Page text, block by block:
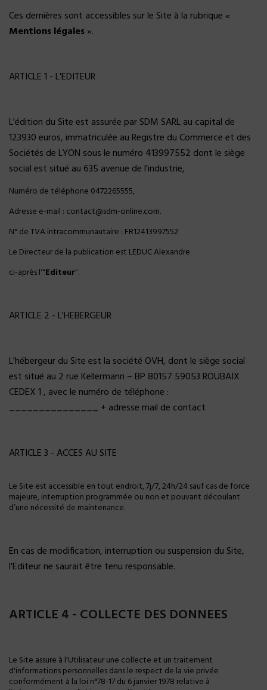
Ces dernières sont accessibles sur le Site à la rubrique «
Mentions légales».
ARTICLE 1 - L'EDITEUR
L'édition du Site est assurée par SDM SARL au capital de
123930 euros, immatriculée au Registre du Commerce et des
Sociétés de LYON sous le numéro 413997552 dont le siège
social est situé au 635 avenue de l'industrie,
Numéro de téléphone 0472265555,
Adresse e-mail : contact@sdm-online.com.
N° de TVA intracommunautaire : FR12413997552
Le Directeur de la publication est LEDUC Alexandre
ci-après l'"Editeur".
ARTICLE 2 - L'HEBERGEUR
L'hébergeur du Site est la société OVH, dont le siège social
est situé au 2 rue Kellermann – BP 80157 59053 ROUBAIX
CEDEX 1 , avec le numéro de téléphone :
_______________ + adresse mail de contact
ARTICLE 3 - ACCES AU SITE
Le Site est accessible en tout endroit, 7j/7, 24h/24 sauf cas de force
majeure, interruption programmée ou non et pouvant découlant
d’une nécessité de maintenance.
En cas de modification, interruption ou suspension du Site,
l'Editeur ne saurait être tenu responsable.
ARTICLE 4 - COLLECTE DES DONNEES
Le Site assure à l'Utilisateur une collecte et un traitement
d'informations personnelles dans le respect de la vie privée
conformément à la loi n°78-17 du 6 janvier 1978 relative à